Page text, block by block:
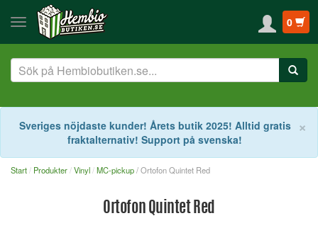
0
×
Sveriges nöjdaste kunder! Årets butik 2025! Alltid gratis
fraktalternativ! Support på svenska!
Start Produkter Vinyl MC-pickup/ Ortofon Quintet Red
Ortofon Quintet Red